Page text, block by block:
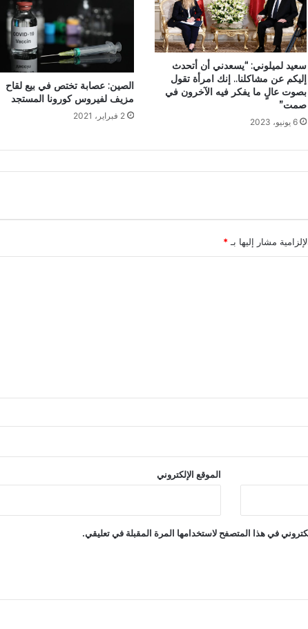
سعيد لميلوني: “يسعدني أن أتحدث
إليكم عن مشاكلنا.. إنك امرأة تقول
بصوت عالٍ ما يفكر فيه الآخرون في
صمت”
6 يونيو، 2023
الصين: عصابة تختص في بيع لقاح
مزيف لفيروس كورونا المستجد
2 فبراير، 2021
مشار إليها بـ*
الموقع الإلكتروني
في هذا المتصفح لاستخدامها المرة المقبلة في تعليقي.